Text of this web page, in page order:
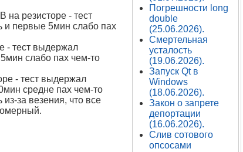
резисторе - тест
и первые 5мин слабо пах
- тест выдержал
слабо пах чем-то
- тест выдержал
средне пах чем-то
за везения, что все
Погрешности long
double
(25.06.2026).
Смертельная
усталость
(19.06.2026).
Запуск Qt в
Windows
(18.06.2026).
Закон о запрете
депортации
(16.06.2026).
Слив сотового
опсосами